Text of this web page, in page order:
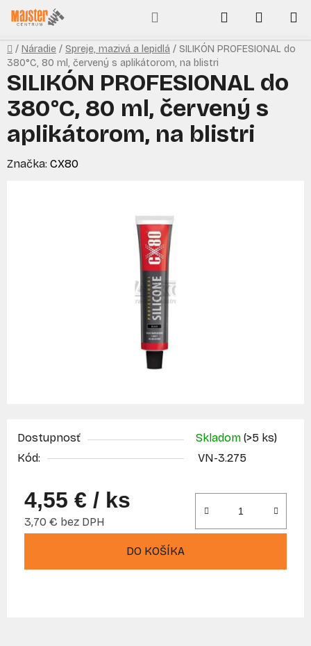
Prejsť
na
obsah
Hľadať
KOŠÍK
Domov
/ Náradie / Spreje, mazivá a lepidlá / SILIKÓN PROFESIONAL do
380°C, 80 ml, červený s aplikátorom, na blistri
Dostupnosť Skladom (>5 ks)
Kód:
VN-3.275
4,55 € / ks
3,70 € bez DPH
DO KOŠÍKA
SILIKÓN PROFESIONAL do
380°C, 80 ml, červený s
aplikátorom, na blistri
Značka: CX80